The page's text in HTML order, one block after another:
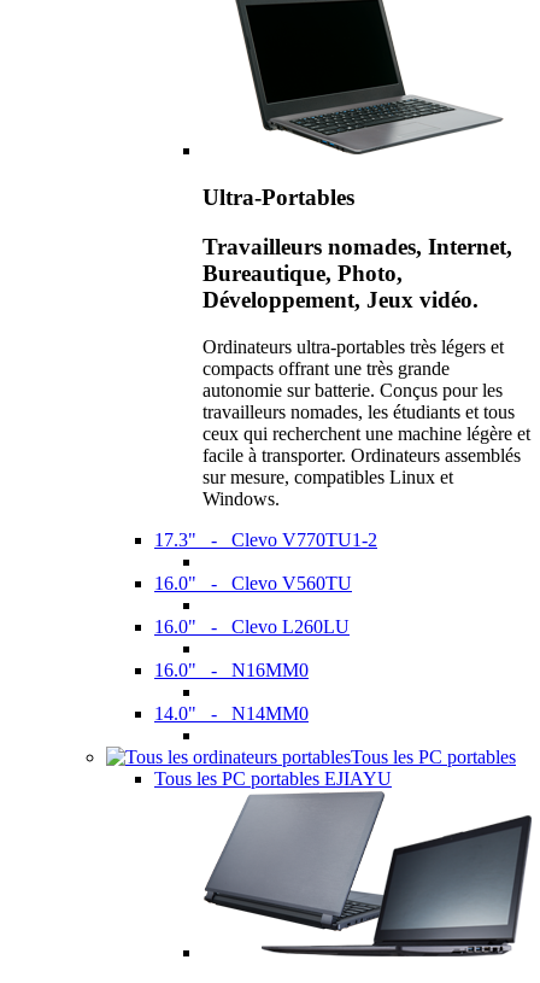
Ultra-Portables
Travailleurs nomades, Internet,
Bureautique, Photo,
Développement, Jeux vidéo.
Ordinateurs ultra-portables très légers et
compacts offrant une très grande
autonomie sur batterie. Conçus pour les
travailleurs nomades, les étudiants et tous
ceux qui recherchent une machine légère et
facile à transporter. Ordinateurs assemblés
sur mesure, compatibles Linux et
Windows.
17.3" - Clevo V770TU1-2
16.0" - Clevo V560TU
16.0" - Clevo L260LU
16.0" - N16MM0
14.0" - N14MM0
Tous les PC portables
Tous les PC portables EJIAYU